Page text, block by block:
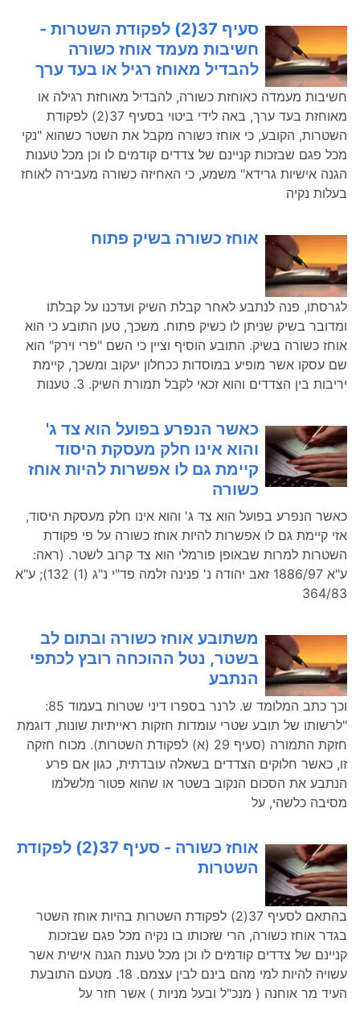
סעיף 37(2) לפקודת השטרות -
חשיבות מעמד אוחז כשורה
להבדיל מאוחז רגיל או בעד ערך
חשיבות מעמדה כאוחזת כשורה, להבדיל מאוחזת רגילה או
מאוחזת בעד ערך, באה לידי ביטוי בסעיף 37(2) לפקודת
השטרות, הקובע, כי אוחז כשורה מקבל את השטר כשהוא "נקי
מכל פגם שבזכות קניינם של צדדים קודמים לו וכן מכל טענות
הגנה אישיות גרידא" משמע, כי האחיזה כשורה מעבירה לאוחז
בעלות נקיה
אוחז כשורה בשיק פתוח
לגרסתו, פנה לנתבע לאחר קבלת השיק ועדכנו על קבלתו
ומדובר בשיק שניתן לו כשיק פתוח. משכך, טען התובע כי הוא
אוחז כשורה בשיק. התובע הוסיף וציין כי השם "פרי וירק" הוא
שם עסקו אשר מופיע במוסדות ככחלון יעקוב ומשכך, קיימת
יריבות בין הצדדים והוא זכאי לקבל תמורת השיק. 3. טענות
כאשר הנפרע בפועל הוא צד ג'
והוא אינו חלק מעסקת היסוד
קיימת גם לו אפשרות להיות אוחז
כשורה
כאשר הנפרע בפועל הוא צד ג' והוא אינו חלק מעסקת היסוד,
אזי קיימת גם לו אפשרות להיות אוחז כשורה על פי פקודת
השטרות למרות שבאופן פורמלי הוא צד קרוב לשטר. (ראה:
ע"א 1886/97 זאב יהודה נ' פנינה זלמה פד"י נ"ג (1) 132); ע"א
364/83
משתובע אוחז כשורה ובתום לב
בשטר, נטל ההוכחה רובץ לכתפי
הנתבע
וכך כתב המלומד ש. לרנר בספרו דיני שטרות בעמוד 85:
"לרשותו של תובע שטרי עומדות חזקות ראייתיות שונות, דוגמת
חזקת התמורה (סעיף 29 (א) לפקודת השטרות). מכוח חזקה
זו, כאשר חלוקים הצדדים בשאלה עובדתית, כגון אם פרע
הנתבע את הסכום הנקוב בשטר או שהוא פטור מלשלמו
מסיבה כלשהי, על
אוחז כשורה - סעיף 37(2) לפקודת
השטרות
בהתאם לסעיף 37(2) לפקודת השטרות בהיות אוחז השטר
בגדר אוחז כשורה, הרי שזכותו בו נקיה מכל פגם שבזכות
קניינם של צדדים קודמים לו וכן מכל טענת הגנה אישית אשר
עשויה להיות למי מהם בינם לבין עצמם. 18. מטעם התובעת
העיד מר אוחנה ( מנכ"ל ובעל מניות ) אשר חזר על